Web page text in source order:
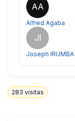
AA
Alfred Agaba
JI
Joseph IRUMBA
283 visitas